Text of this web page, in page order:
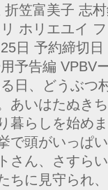
笠富美子 志
ホリエユイ
日 予約締切
予告編 VPBV
る日、どうぶ
あいはたぬき
暮らしを始め
で頭がいっぱ
さん、さすら
ちに見守られ